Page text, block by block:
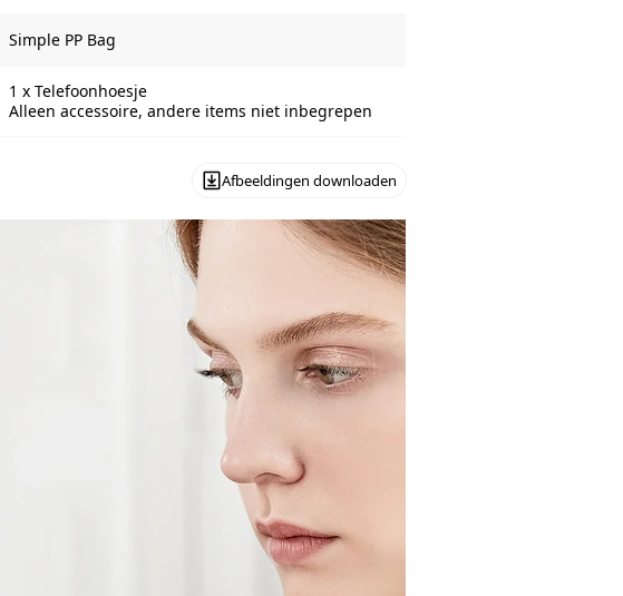
Simple PP Bag
1 x Telefoonhoesje
Alleen accessoire, andere items niet inbegrepen
Afbeeldingen downloaden